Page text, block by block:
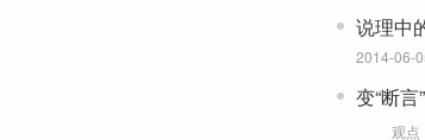
说理中
2014-06-
变“断言
观点